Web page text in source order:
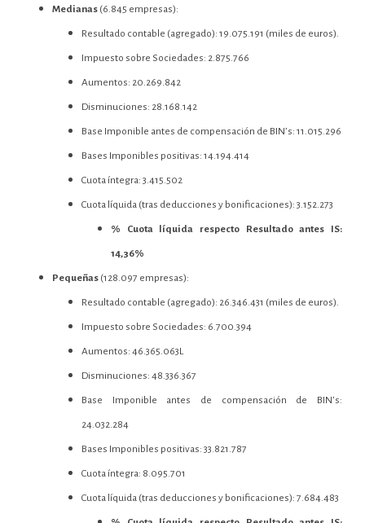
Medianas (6.845 empresas):
Resultado contable (agregado): 19.075.191 (miles de euros).
Impuesto sobre Sociedades: 2.875.766
Aumentos: 20.269.842
Disminuciones: 28.168.142
Base Imponible antes de compensación de BIN’s: 11.015.296
Bases Imponibles positivas: 14.194.414
Cuota íntegra: 3.415.502
Cuota líquida (tras deducciones y bonificaciones): 3.152.273
% Cuota líquida respecto Resultado antes IS:
14,36%
Pequeñas (128.097 empresas):
Resultado contable (agregado): 26.346.431 (miles de euros).
Impuesto sobre Sociedades: 6.700.394
Aumentos: 46.365.063L
Disminuciones: 48.336.367
Base Imponible antes de compensación de BIN’s:
24.032.284
Bases Imponibles positivas: 33.821.787
Cuota íntegra: 8.095.701
Cuota líquida (tras deducciones y bonificaciones): 7.684.483